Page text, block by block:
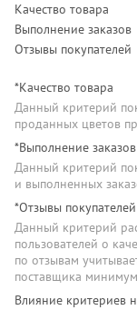
Качество товара
Выполнение заказов
Отзывы покупателей
*Качество товара
Данный критерий
проданных цветов
*Выполнение заказов
Данный критерий
и выполненных
*Отзывы покупателей
Данный критерий
пользователей о
по отзывам
поставщика
Влияние критериев